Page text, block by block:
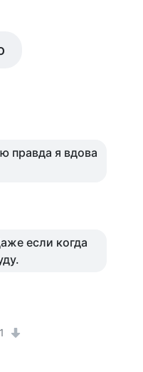
правда я вдова
если когда
1